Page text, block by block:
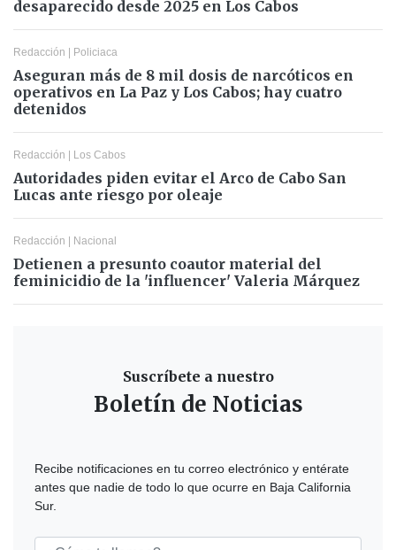
desaparecido desde 2025 en Los Cabos
Redacción Policiaca
Aseguran más de 8 mil dosis de narcóticos en
operativos en La Paz y Los Cabos; hay cuatro
detenidos
Redacción Los Cabos
Autoridades piden evitar el Arco de Cabo San
Lucas ante riesgo por oleaje
Redacción Nacional
Detienen a presunto coautor material del
feminicidio de la 'influencer' Valeria Márquez
Suscríbete a nuestro
Boletín de Noticias
Recibe notificaciones en tu correo electrónico y entérate
antes que nadie de todo lo que ocurre en Baja California
Sur.